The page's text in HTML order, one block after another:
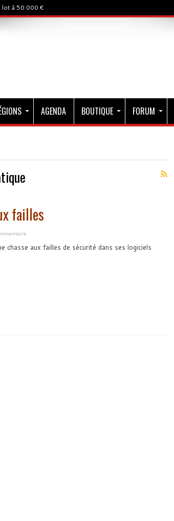
lot à 50 000 €
AGENDA BOUTIQUE FORUM
failles
chasse aux failles de sécurité dans ses logiciels